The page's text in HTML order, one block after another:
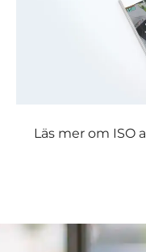
Läs mer om ISO